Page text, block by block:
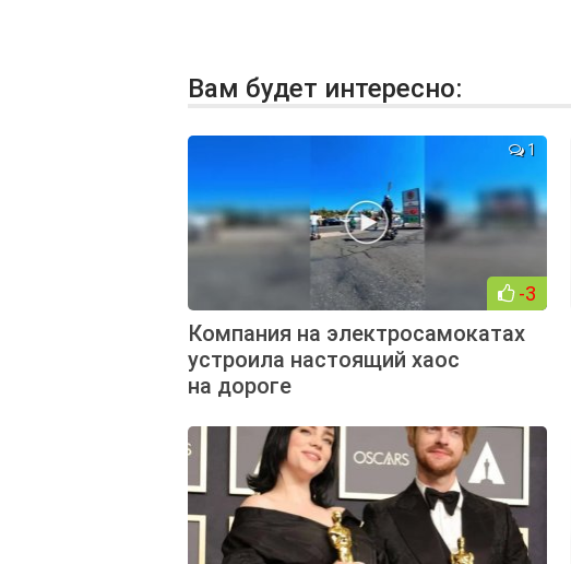
Вам будет интересно:
-3
1
Компания на электросамокатах
устроила настоящий хаос
на дороге